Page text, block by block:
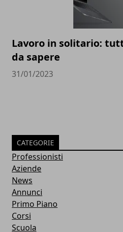
Lavoro in solitario:
da sapere
31/01/2023
CATEGORIE
Professionisti
Aziende
News
Annunci
Primo Piano
Corsi
Scuola